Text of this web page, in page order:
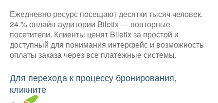
Ежедневно ресурс посещают десятки тысяч человек.
24 % онлайн-аудитории Biletix — повторные
посетители. Клиенты ценят Biletix за простой и
доступный для понимания интерфейс и возможность
оплаты заказа через все платежные системы.
Для перехода к процессу бронирования,
кликните